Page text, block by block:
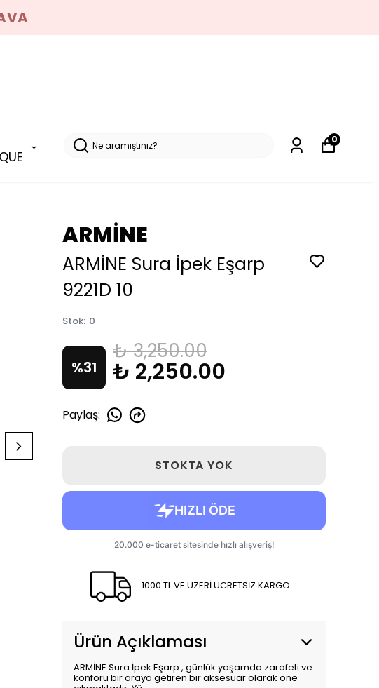
0
ARMİNE
ARMİNE Sura İpek Eşarp
9221D 10
Stok: 0
%31
₺ 3,250.00
₺ 2,250.00
Paylaş:
STOKTA YOK
1000 TL VE ÜZERİ ÜCRETSİZ KARGO
Ürün Açıklaması
ARMİNE Sura İpek Eşarp , günlük yaşamda zarafeti ve
konforu bir araya getiren bir aksesuar olarak öne